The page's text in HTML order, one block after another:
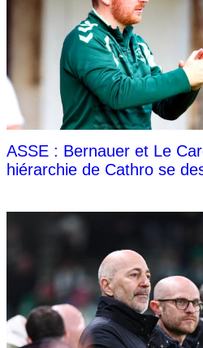
ASSE : Bernauer et Le
hiérarchie de Cathro se